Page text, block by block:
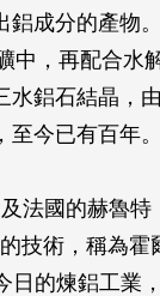
鋁成分的產物
中，再配合水
水鋁石結晶，
今已有百年。
法國的赫魯特
技術，稱為
日的煉鋁工業